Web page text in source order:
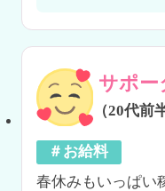
サポー
（20代前
＃お給料
春休みもいっぱい